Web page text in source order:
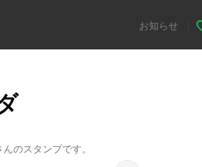
お知らせ
のスタンプです。